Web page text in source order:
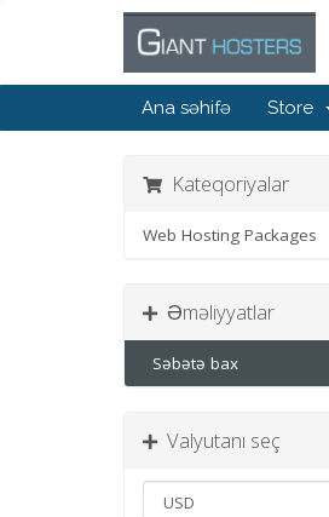
Ana səhifə Store
Kateqoriyalar
Web Hosting Packages
Əməliyyatlar
Səbətə bax
Valyutanı seç